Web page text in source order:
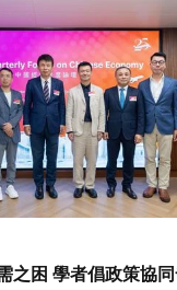
之困 學者倡政策協